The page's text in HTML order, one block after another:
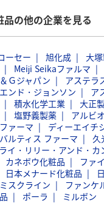
の他の企業を見る
ーセー 旭化成 大
Meiji Seikaファルマ
Ｇジャパン アステラ
ンド・ジョンソン ア
積水化学工業 大正
塩野義製薬 アルビ
ァーマ ディーエイチ
ルティス ファーマ 久
イ・リリー・アンド・カ
カネボウ化粧品 ファ
日本メナード化粧品
スクライン ファンケ
ポーラ ミルボン